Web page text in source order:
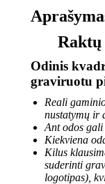
Raktų
Odinis
graviruotu
Reali
nustatymų ir
Ant odos
Kiekviena
Kilus
suderinti
logotipas),